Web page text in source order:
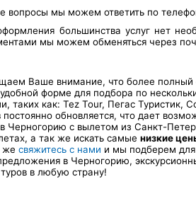
вопросы мы можем ответить по
большинства услуг нет
мы можем обменяться через
Ваше внимание, что более полный
удобной форме для подбора по
таких как: Tez Tour, Пегас
постоянно обновляется, что дает
Черногорию с вылетом из Санкт-
а так же искать самые низкие
же свяжитесь с нами и мы подберем
в Черногорию,
в любую страну!